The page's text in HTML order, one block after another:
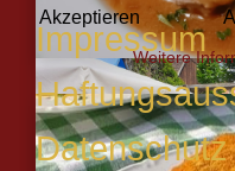
Impressum
Datenschutz
Akzeptieren
Weitere